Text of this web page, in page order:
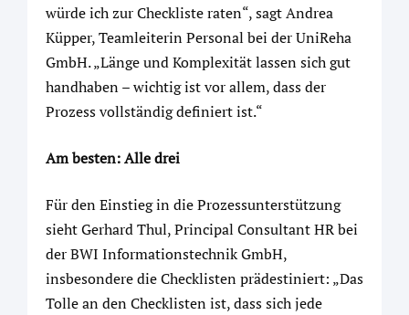
würde ich zur Checkliste raten“, sagt Andrea
Küpper, Teamleiterin Personal bei der UniReha
GmbH. „Länge und Komplexität lassen sich gut
handhaben – wichtig ist vor allem, dass der
Prozess vollständig definiert ist.“
Am besten: Alle drei
Für den Einstieg in die Prozessunterstützung
sieht Gerhard Thul, Principal Consultant HR bei
der BWI Informationstechnik GmbH,
insbesondere die Checklisten prädestiniert: „Das
Tolle an den Checklisten ist, dass sich jede